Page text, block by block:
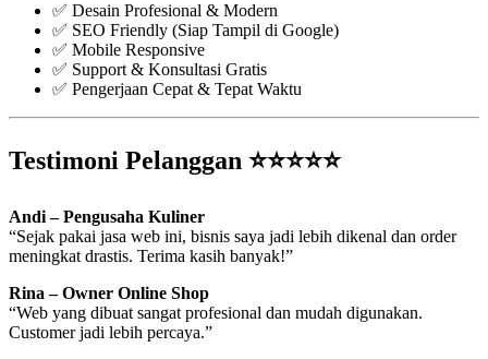
✅ Desain Profesional & Modern
✅ SEO Friendly (Siap Tampil di Google)
✅ Mobile Responsive
✅ Support & Konsultasi Gratis
✅ Pengerjaan Cepat & Tepat Waktu
Testimoni Pelanggan ⭐⭐⭐⭐⭐
Andi – Pengusaha Kuliner
“Sejak pakai jasa web ini, bisnis saya jadi lebih dikenal dan order
meningkat drastis. Terima kasih banyak!”
Rina – Owner Online Shop
“Web yang dibuat sangat profesional dan mudah digunakan.
Customer jadi lebih percaya.”